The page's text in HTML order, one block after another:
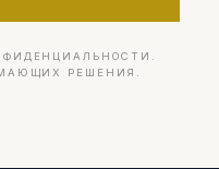
РЕШЕНИЯ.